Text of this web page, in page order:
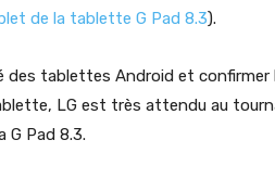
de la tablette G Pad 8.3).
des tablettes Android et
LG est très attendu au
G Pad 8.3.